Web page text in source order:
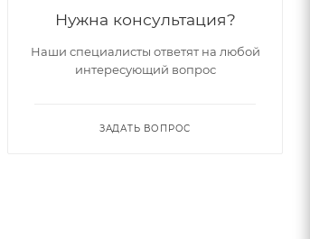
Нужна консультация?
Наши специалисты ответят на любой
интересующий вопрос
ЗАДАТЬ ВОПРОС